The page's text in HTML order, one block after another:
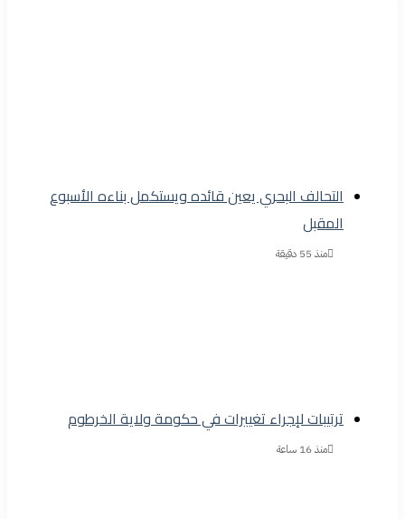
التحالف البحري يعين قائده ويستكمل بناءه الأسبوع
المقبل
منذ 55 دقيقة
ترتيبات لإجراء تغييرات في حكومة ولاية الخرطوم
منذ 16 ساعة